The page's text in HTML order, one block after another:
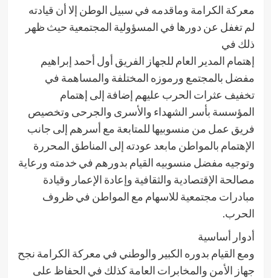
معركة الكرامة وماقدمه في سبيل الوطن إلا أن قيادته
لم تغفل عن دورها في المسؤولية المجتمعية حيث ظهر
ذلك في
إهتمام المدير العام للجهاز الفريق أول أحمد إبراهيم
مفضل بالمجتمع ورموزه المختلفة والمساهمة في
تخفيف عثرات الحرب عليهم إضافة إلى إهتمام
المؤسسة بأسر الشهداء والأسرى والجرحى وتخصيص
فريق عمل من منسوبيها للمتابعة مع أسرهم إلى جانب
الإهتمام بالمواطن مابعد عودته إلى المناطق المحررة
وتوجيه مفضل منسوبيه القيام بدورهم في خدمته ورعاية
مصالحة الإقتصادية والثقافية وإعادة الإعمار وقيادة
مبادرات مجتمعية للاسهام مع المواطن في ظروف
الحرب.
أدوار أساسية
ومع القيام بدوره الكبير والوطني في معركة الكرامة نجح
جهاز الأمن والمخابرات العامة كذلك في الحفاظ على